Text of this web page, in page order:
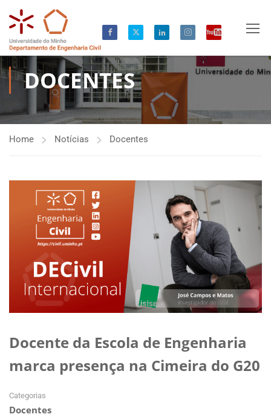
DOCENTES
Home Notícias Docentes
Docente da Escola de Engenharia
marca presença na Cimeira do G20
Categorias
Docentes